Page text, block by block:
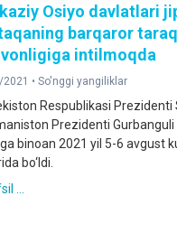
Osiyo davlatlari
barqaror
intilmoqda
2021 •So'nggi yangiliklar
Respublikasi
Prezidenti
binoan 2021 yil 5-6 avgust
bo‘ldi.
...